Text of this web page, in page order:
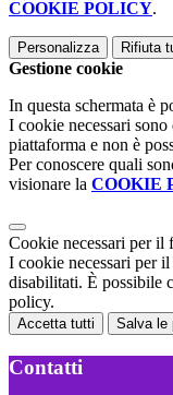
COOKIE POLICY.
Personalizza Rifiuta
Gestione cookie
In questa schermata è
I cookie necessari
piattaforma e non è
Per conoscere quali
visionare la COOKIE
Cookie necessari per il
I cookie necessari per
disabilitati. È possibile
policy.
Accetta tutti Salva le
Contatti